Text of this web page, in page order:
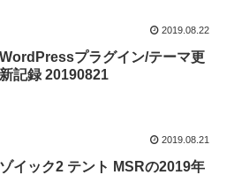
2019.08.22
WordPressプラグイン/テーマ更
新記録 20190821
2019.08.21
ゾイック2 テント MSRの2019年